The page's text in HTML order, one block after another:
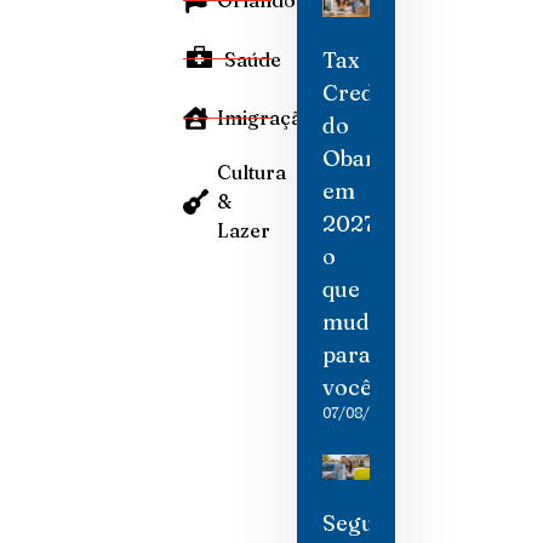
Saúde
Imigração
Cultura
&
Lazer
Tax
Credit
do
Obamacare
em
2027:
o
que
mudou
para
você
07/08/2026
Seguro